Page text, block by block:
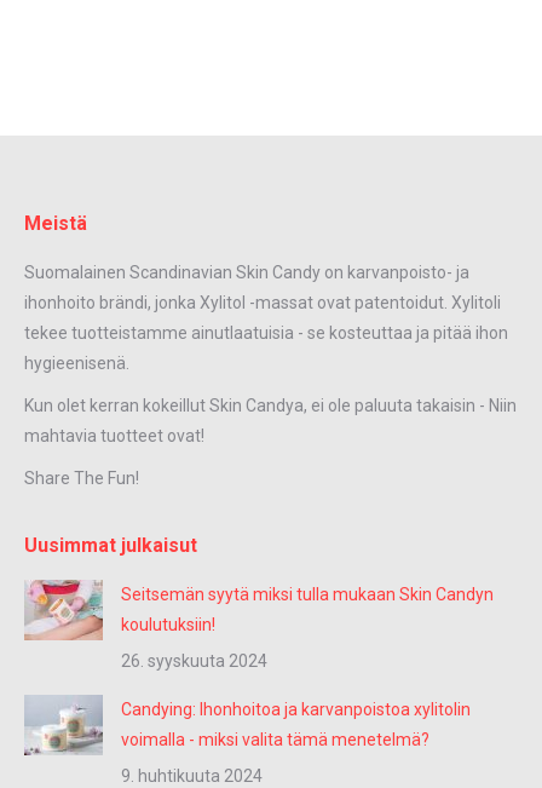
Meistä
Suomalainen Scandinavian Skin Candy on karvanpoisto- ja
ihonhoito brändi, jonka Xylitol -massat ovat patentoidut. Xylitoli
tekee tuotteistamme ainutlaatuisia - se kosteuttaa ja pitää ihon
hygieenisenä.
Kun olet kerran kokeillut Skin Candya, ei ole paluuta takaisin - Niin
mahtavia tuotteet ovat!
Share The Fun!
Uusimmat julkaisut
Seitsemän syytä miksi tulla mukaan Skin Candyn
koulutuksiin!
26. syyskuuta 2024
Candying: Ihonhoitoa ja karvanpoistoa xylitolin
voimalla - miksi valita tämä menetelmä?
9. huhtikuuta 2024